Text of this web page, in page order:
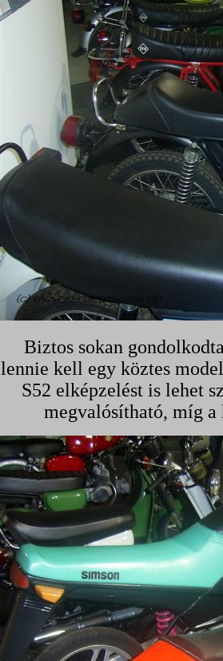
Biztos sokan
lennie kell egy köztes
S52 elképzelést is lehet
megvalósítható, míg a